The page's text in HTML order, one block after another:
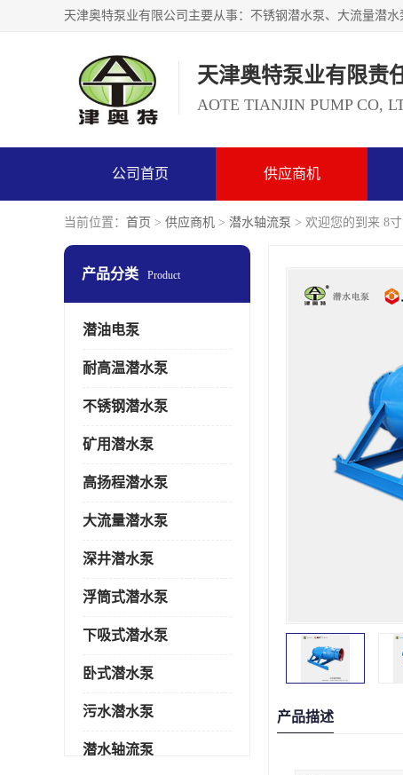
天津奥特泵业有限责
AOTE TIANJIN PUMP CO,
公司首页 供应商机
当前位置： 首页 > 供应商机 > 潜水轴流泵 > 欢迎您的到来 8
产品分类 Product
潜油电泵
耐高温潜水泵
不锈钢潜水泵
矿用潜水泵
高扬程潜水泵
大流量潜水泵
深井潜水泵
浮筒式潜水泵
下吸式潜水泵
卧式潜水泵
污水潜水泵
潜水轴流泵
产品描述